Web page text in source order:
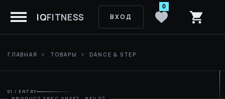
IQFITNESS ВХОД
0
ГЛАВНАЯ ТОВАРЫ DANCE & STEP
01 / ENTRY